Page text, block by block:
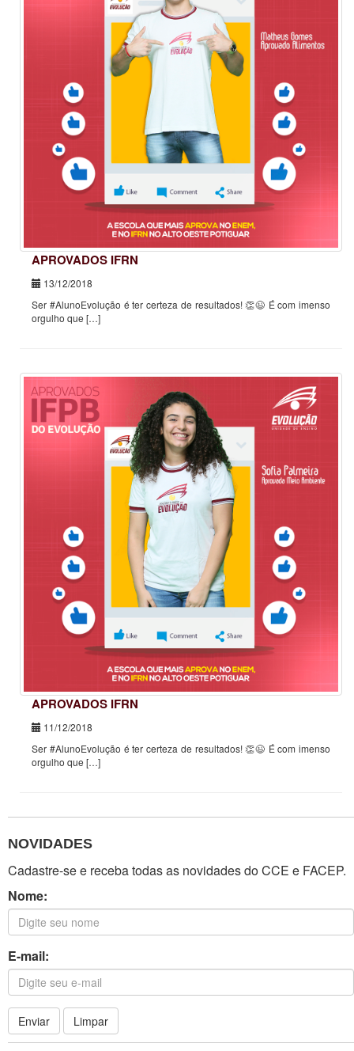
APROVADOS IFRN
13/12/2018
Ser #AlunoEvolução é ter certeza de resultados! 👏😉 É com imenso
orgulho que […]
APROVADOS IFRN
11/12/2018
Ser #AlunoEvolução é ter certeza de resultados! 👏😉 É com imenso
orgulho que […]
NOVIDADES
Cadastre-se e receba todas as novidades do CCE e FACEP.
Nome:
E-mail:
Enviar Limpar